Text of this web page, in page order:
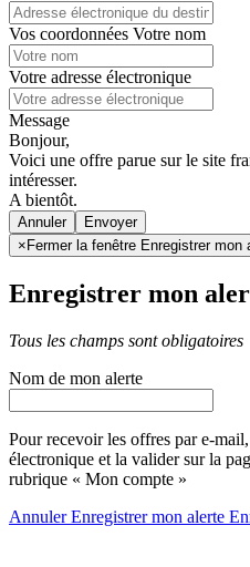
Vos coordonnées Votre nom
Votre adresse électronique
Message
Bonjour,
Voici une offre parue sur le site
intéresser.
A bientôt.
Annuler
× Fermer la fenêtre Enregistrer mon
Enregistrer mon
Tous les champs sont obligatoires
Nom de mon alerte
Pour recevoir les offres par e-
électronique et la valider sur la
rubrique « Mon compte »
AnnulerEnregistrer mon alerte